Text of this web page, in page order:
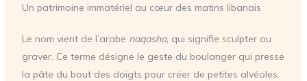
Un patrimoine immatériel au cœur des matins libanais
Le nom vient de l’arabe naqasha, qui signifie sculpter ou
graver. Ce terme désigne le geste du boulanger qui presse
la pâte du bout des doigts pour créer de petites alvéoles.